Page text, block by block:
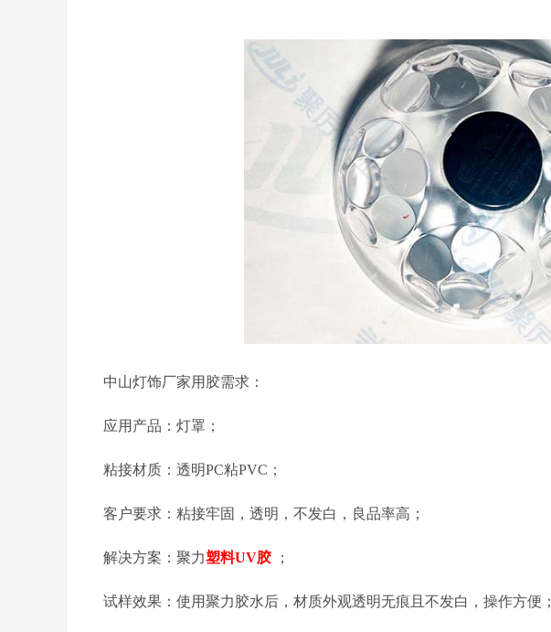
中山灯饰厂家用胶需求：
应用产品：灯罩；
粘接材质：透明PC粘PVC ；
客户要求：粘接牢固，透明，不发白 ，良品率高 ；
解决方案：聚力塑料UV胶 ；
试样效果：使用聚力 胶水后，材质外观透明无痕且不发白，操作方便；